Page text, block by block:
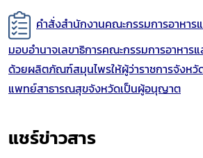
คำสั่งสำนักงานคณะกรรมการอาหาร
มอบอำนาจเลขาธิการคณะกรรมการอาหาร
ด้วยผลิตภัณฑ์สมุนไพรให้ผู้ว่าราชการจังห
แพทย์สาธารณสุขจังหวัดเป็นผู้อนุญาต
แชร์ข่าวสาร​